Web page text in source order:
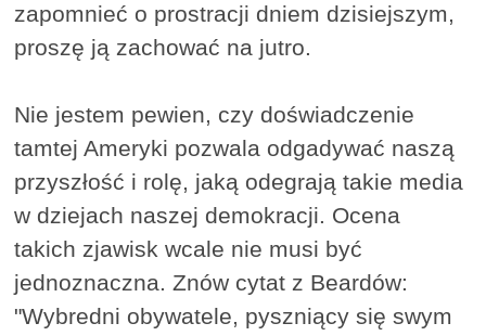
zapomnieć o prostracji dniem dzisiejszym,
proszę ją zachować na jutro.
Nie jestem pewien, czy doświadczenie
tamtej Ameryki pozwala odgadywać naszą
przyszłość i rolę, jaką odegrają takie media
w dziejach naszej demokracji. Ocena
takich zjawisk wcale nie musi być
jednoznaczna. Znów cytat z Beardów:
"Wybredni obywatele, pyszniący się swym